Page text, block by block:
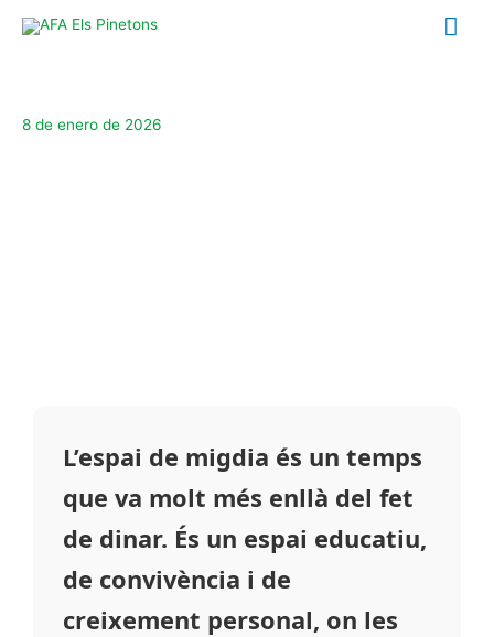
8 de enero de 2026
L’espai de migdia és un temps
que va molt més enllà del fet
de dinar. És un espai educatiu,
de convivència i de
creixement personal, on les